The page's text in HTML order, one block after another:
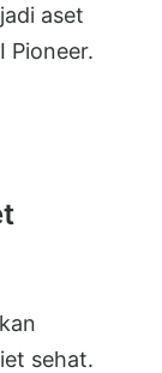
aset
Pioneer.
sehat.